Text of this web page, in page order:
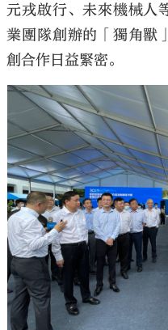
元戎啟行、未來機械人
業團隊創辦的「獨角獸
創合作日益緊密。